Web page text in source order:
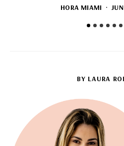
HORA MIAMI
BY LAURA